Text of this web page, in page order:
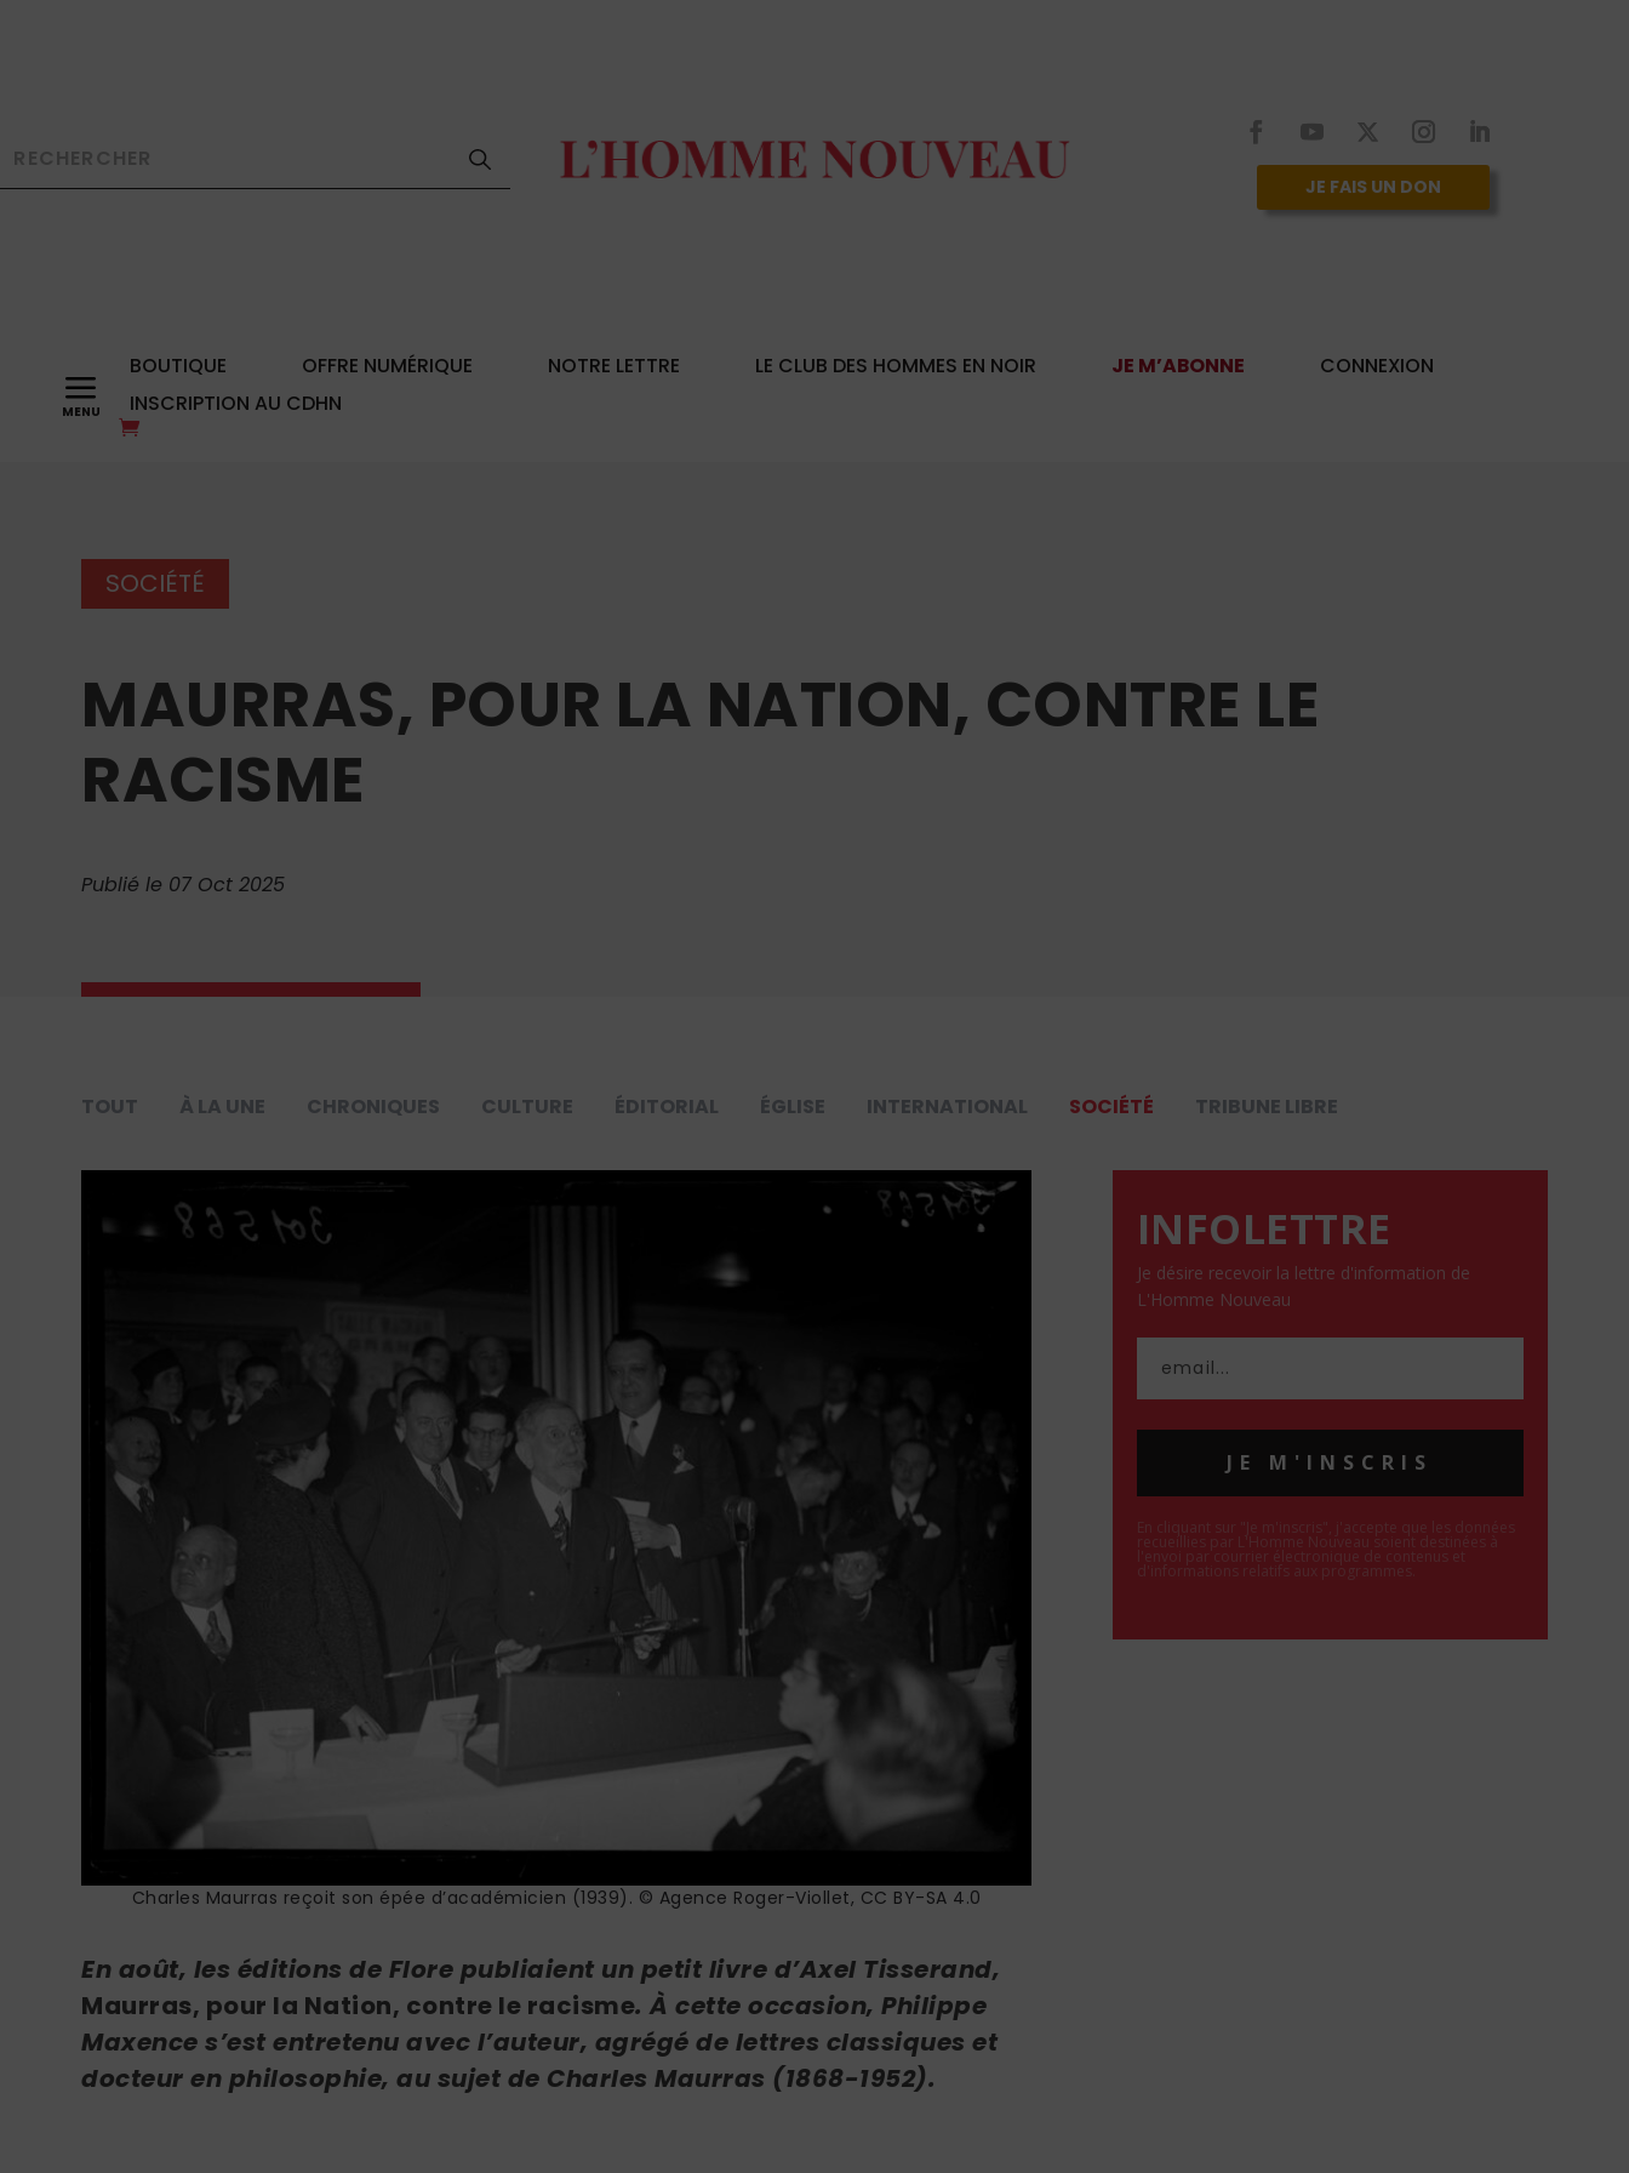
JE FAIS UN DON
a BOUTIQUE OFFRE NUMÉRIQUE NOTRE LETTRE LE CLUB DES HOMMES EN NOIR JE M’ABONNE
CONNEXION
INSCRIPTION AU CDHN
SOCIÉTÉ
MAURRAS, POUR LA NATION, CONTRE LE
RACISME
Publié le 07 Oct 2025
TOUT À LA UNE CHRONIQUES CULTURE ÉDITORIAL ÉGLISE INTERNATIONAL SOCIÉTÉ TRIBUNE LIBRE
Charles Maurras reçoit son épée d’académicien (1939). © Agence Roger-Viollet, CC BY-SA 4.0
En août, les éditions de Flore publiaient un petit livre d’Axel Tisserand,
Maurras, pour la Nation, contre le racisme. À cette occasion, Philippe
Maxence s’est entretenu avec l’auteur, agrégé de lettres classiques et
docteur en philosophie, au sujet de Charles Maurras (1868-1952).
INFOLETTRE
Je désire recevoir la lettre d'information de
L'Homme Nouveau
JE M'INSCRIS
En cliquant sur "Je m'inscris", j'accepte que les données
recueillies par L'Homme Nouveau soient destinées à
l'envoi par courrier électronique de contenus et
d'informations relatifs aux programmes.